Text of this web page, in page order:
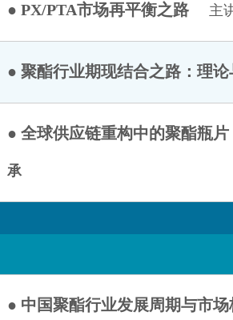
● PX/PTA市场再平衡之路 主
● 聚酯行业期现结合之路：理
● 全球供应链重构中的聚酯瓶
承
● 中国聚酯行业发展周期与市
捷诚能源公司
城（开发区）管理委员会
原科技有限公司
连商品交易所
货股份有限公司
科技股份有限公司